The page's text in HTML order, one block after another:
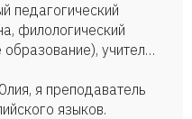
педагогический
филологический
учитель
2021 год.
я преподаватель
языков.